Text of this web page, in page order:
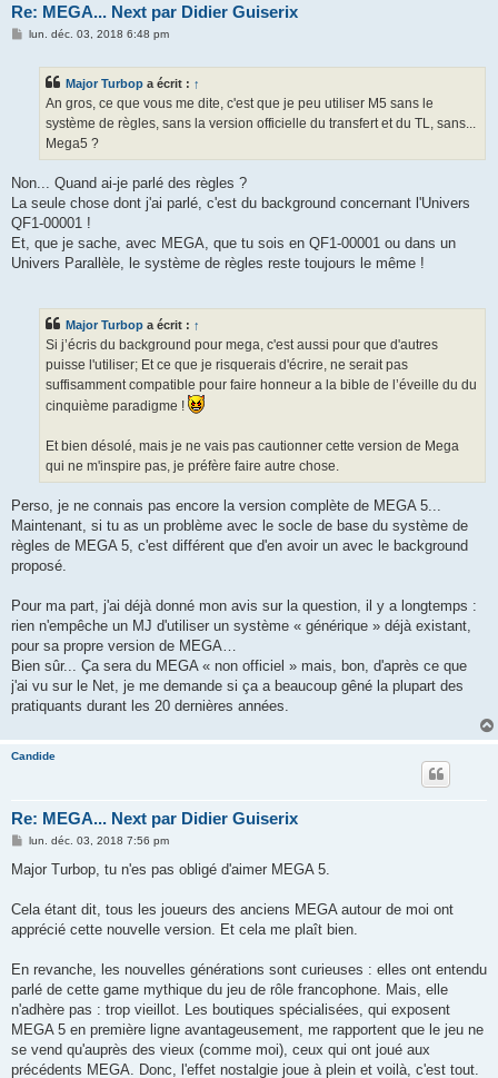
Re: MEGA... Next par Didier Guiserix
Mlun. déc. 03, 2018 6:48 pm
Major Turbop a écrit : ↑
An gros, ce que vous me dite, c'est que je peu utiliser M5 sans le
système de règles, sans la version officielle du transfert et du TL, sans...
Mega5 ?
Non... Quand ai-je parlé des règles ?
La seule chose dont j'ai parlé, c'est du background concernant l'Univers
QF1-00001 !
Et, que je sache, avec MEGA, que tu sois en QF1-00001 ou dans un
Univers Parallèle, le système de règles reste toujours le même !
Major Turbop a écrit : ↑
Si j’écris du background pour mega, c'est aussi pour que d'autres
puisse l'utiliser; Et ce que je risquerais d'écrire, ne serait pas
suffisamment compatible pour faire honneur a la bible de l’éveille du du
cinquième paradigme !
Et bien désolé, mais je ne vais pas cautionner cette version de Mega
qui ne m'inspire pas, je préfère faire autre chose.
Perso, je ne connais pas encore la version complète de MEGA 5...
Maintenant, si tu as un problème avec le socle de base du système de
règles de MEGA 5, c'est différent que d'en avoir un avec le background
proposé.
Pour ma part, j'ai déjà donné mon avis sur la question, il y a longtemps :
rien n'empêche un MJ d'utiliser un système « générique » déjà existant,
pour sa propre version de MEGA…
Bien sûr... Ça sera du MEGA « non officiel » mais, bon, d'après ce que
j'ai vu sur le Net, je me demande si ça a beaucoup gêné la plupart des
pratiquants durant les 20 dernières années.
Candide
Re: MEGA... Next par Didier Guiserix
M
s
g
lun. déc. 03, 2018 7:56 pm
Major Turbop, tu n'es pas obligé d'aimer MEGA 5.
Cela étant dit, tous les joueurs des anciens MEGA autour de moi ont
apprécié cette nouvelle version. Et cela me plaît bien.
En revanche, les nouvelles générations sont curieuses : elles ont entendu
parlé de cette game mythique du jeu de rôle francophone. Mais, elle
n'adhère pas : trop vieillot. Les boutiques spécialisées, qui exposent
MEGA 5 en première ligne avantageusement, me rapportent que le jeu ne
se vend qu'auprès des vieux (comme moi), ceux qui ont joué aux
précédents MEGA. Donc, l'effet nostalgie joue à plein et voilà, c'est tout.